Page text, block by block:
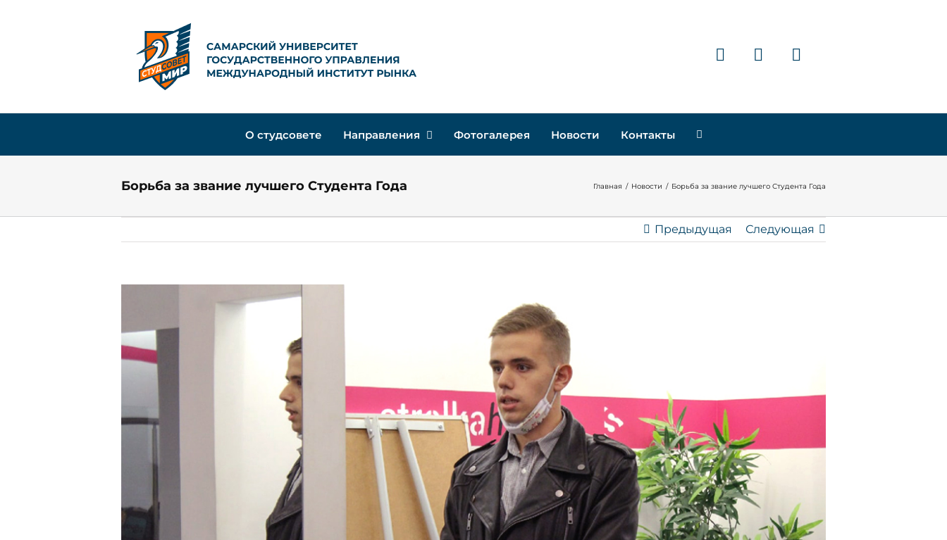
О студсовете Направления Фотогалерея Новости Контакты
Борьба за звание лучшего Студента Года Главная / Новости / Борьба за звание лучшего Студента Года
Предыдущая Следующая
Image